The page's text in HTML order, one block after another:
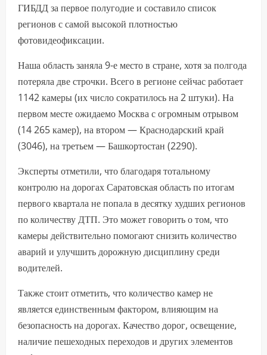
ГИБДД за первое полугодие и составило список
регионов с самой высокой плотностью
фотовидеофиксации.
Наша область заняла 9-е место в стране, хотя за полгода
потеряла две строчки. Всего в регионе сейчас работает
1142 камеры (их число сократилось на 2 штуки). На
первом месте ожидаемо Москва с огромным отрывом
(14 265 камер), на втором — Краснодарский край
(3046), на третьем — Башкортостан (2290).
Эксперты отметили, что благодаря тотальному
контролю на дорогах Саратовская область по итогам
первого квартала не попала в десятку худших регионов
по количеству ДТП. Это может говорить о том, что
камеры действительно помогают снизить количество
аварий и улучшить дорожную дисциплину среди
водителей.
Также стоит отметить, что количество камер не
является единственным фактором, влияющим на
безопасность на дорогах. Качество дорог, освещение,
наличие пешеходных переходов и других элементов